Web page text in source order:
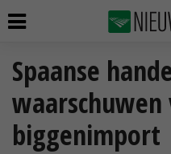
Spaanse
biggenimport